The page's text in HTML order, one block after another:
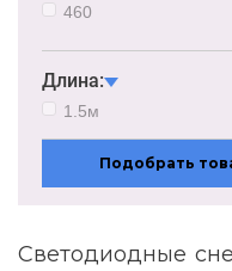
460
Длина:
1.5м
Подобрать
Светодиодные